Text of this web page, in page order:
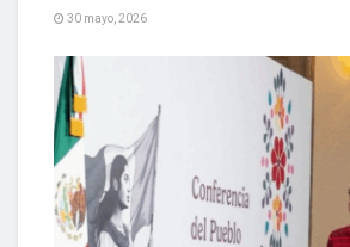
30 mayo, 2026